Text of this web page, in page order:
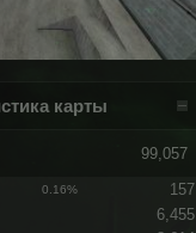
карты
99,057
0.16%
157
6,455